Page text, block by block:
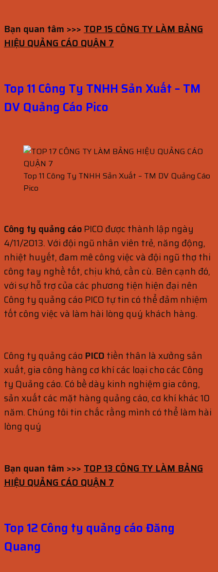
Bạn quan tâm >>> TOP 15 CÔNG TY LÀM BẢNG
HIỆU QUẢNG CÁO QUẬN 7
Top 11 Công Ty TNHH Sản Xuất – TM
DV Quảng Cáo Pico
Top 11 Công Ty TNHH Sản Xuất – TM DV Quảng Cáo
Pico
Công ty quảng cáo PICO được thành lập ngày
4/11/2013. Với đội ngũ nhân viên trẻ, năng động,
nhiệt huyết, đam mê công việc và đội ngũ thợ thi
công tay nghề tốt, chịu khó, cần cù. Bên cạnh đó,
với sự hỗ trợ của các phương tiện hiện đại nên
Công ty quảng cáo PICO tự tin có thể đảm nhiệm
tốt công việc và làm hài lòng quý khách hàng.
Công ty quảng cáo PICO tiền thân là xưởng sản
xuất, gia công hàng cơ khí các loại cho các Công
ty Quảng cáo. Có bề dày kinh nghiệm gia công,
sản xuất các mặt hàng quảng cáo, cơ khí khác 10
năm. Chúng tôi tin chắc rằng mình có thể làm hài
lòng quý
Bạn quan tâm >>> TOP 13 CÔNG TY LÀM BẢNG
HIỆU QUẢNG CÁO QUẬN 7
Top 12 Công ty quảng cáo Đăng
Quang